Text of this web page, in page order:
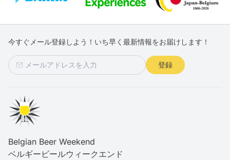
今すぐメール登録しよう！いち早く最新情報をお届けします！
登録
Belgian Beer Weekend
ベルギービールウィークエンド